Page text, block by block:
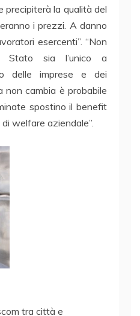
precipiterà la qualità del
i prezzi. A danno
esercenti”. “Non
sia l’unico a
delle imprese e dei
non cambia è probabile
spostino il benefit
welfare aziendale”.
tra città e